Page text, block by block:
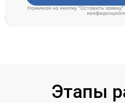
Нажимая на кнопку "Оставить
Этапы